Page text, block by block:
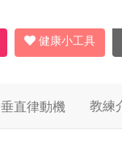
健康小工具
垂直律動機 教練